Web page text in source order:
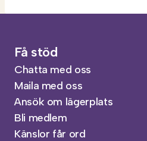
Få stöd
Chatta med oss
Maila med oss
Ansök om lägerplats
Bli medlem
Känslor får ord